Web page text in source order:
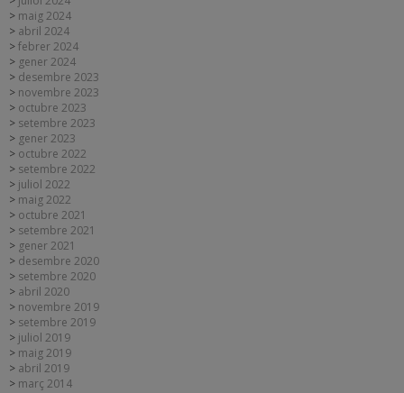
maig 2024
abril 2024
febrer 2024
gener 2024
desembre 2023
novembre 2023
octubre 2023
setembre 2023
gener 2023
octubre 2022
setembre 2022
juliol 2022
maig 2022
octubre 2021
setembre 2021
gener 2021
desembre 2020
setembre 2020
abril 2020
novembre 2019
setembre 2019
juliol 2019
maig 2019
abril 2019
març 2014